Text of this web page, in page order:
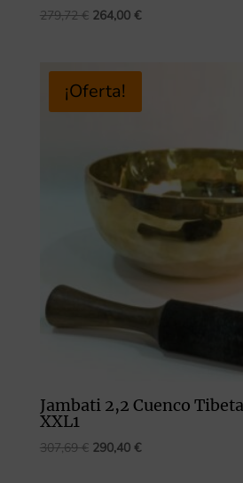
279,72€ El
era:
279,72 €.
264,00 €El
es:
¡Oferta!
Jambati 2,2 Cuenco
XXL1
307,69€ El
290,40 €El